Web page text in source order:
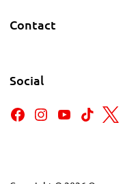
Contact
Social